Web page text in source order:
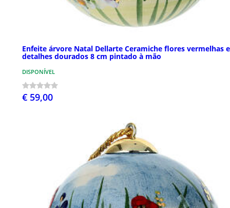
Enfeite árvore Natal Dellarte Ceramiche flores vermelhas e
detalhes dourados 8 cm pintado à mão
DISPONÍVEL
€ 59,00